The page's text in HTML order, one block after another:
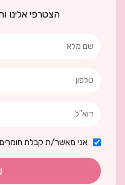
הצטרפי אלינו
אני מאשר/ת קבלת חומרים